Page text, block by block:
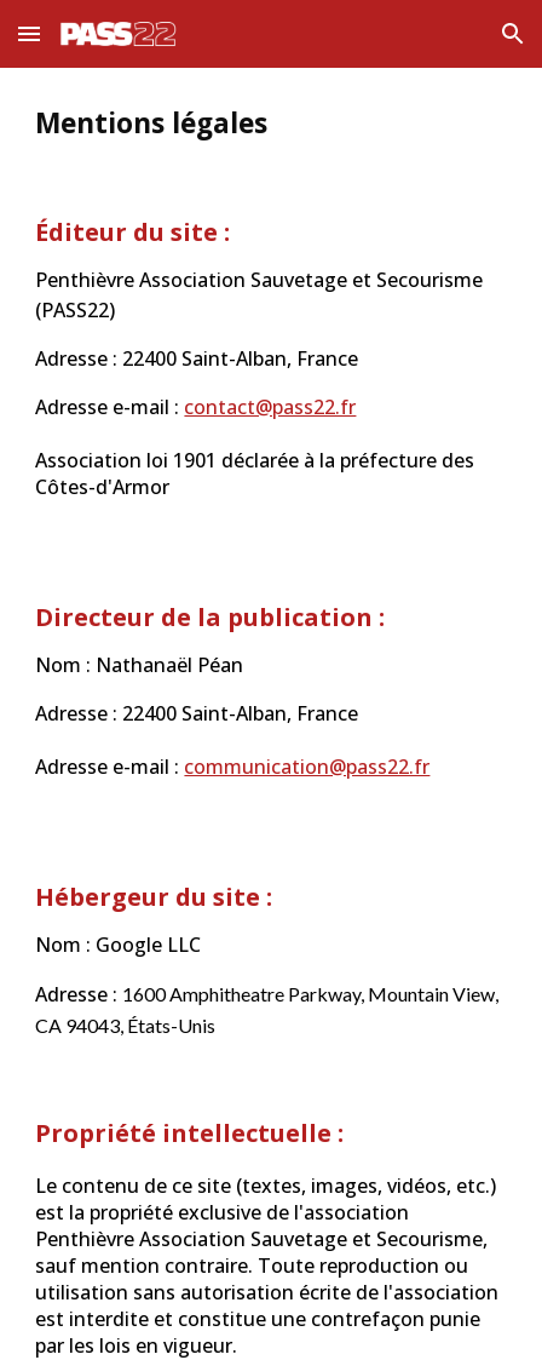
Skip to main content Skip to navigation
Mentions légales
Éditeur du site :
Penthièvre Association Sauvetage et Secourisme
(PASS22)
Adresse : 22400 Saint-Alban, France
Adresse e-mail : contact@pass22.fr
Association loi 1901 déclarée à la préfecture des
Côtes-d'Armor
Directeur de la publication :
Nom : Nathanaël Péan
Adresse : 22400 Saint-Alban, France
Adresse e-mail : communication@pass22.fr
Hébergeur du site :
Nom : Google LLC
Adresse : 1600 Amphitheatre Parkway, Mountain View,
CA 94043, États-Unis
Propriété intellectuelle :
Le contenu de ce site (textes, images, vidéos, etc.)
est la propriété exclusive de l'association
Penthièvre Association Sauvetage et Secourisme,
sauf mention contraire. Toute reproduction ou
utilisation sans autorisation écrite de l'association
est interdite et constitue une contrefaçon punie
par les lois en vigueur.